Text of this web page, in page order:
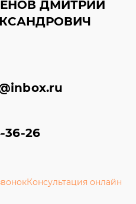
ДМИТРИЙ
36-26
Консультация онлайн